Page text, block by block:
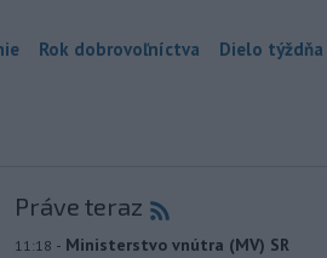
Rok dobrovoľníctva Dielo týždňa
Práve teraz
11:18 - Ministerstvo vnútra (MV) SR